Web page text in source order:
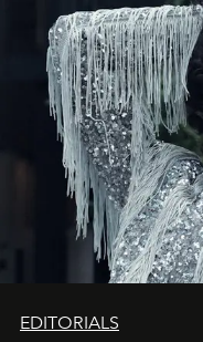
EDITORIALS